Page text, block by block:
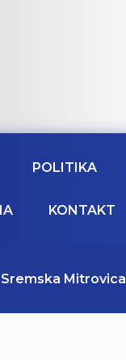
POLITIKA
KONTAKT
Sremska Mitrovica